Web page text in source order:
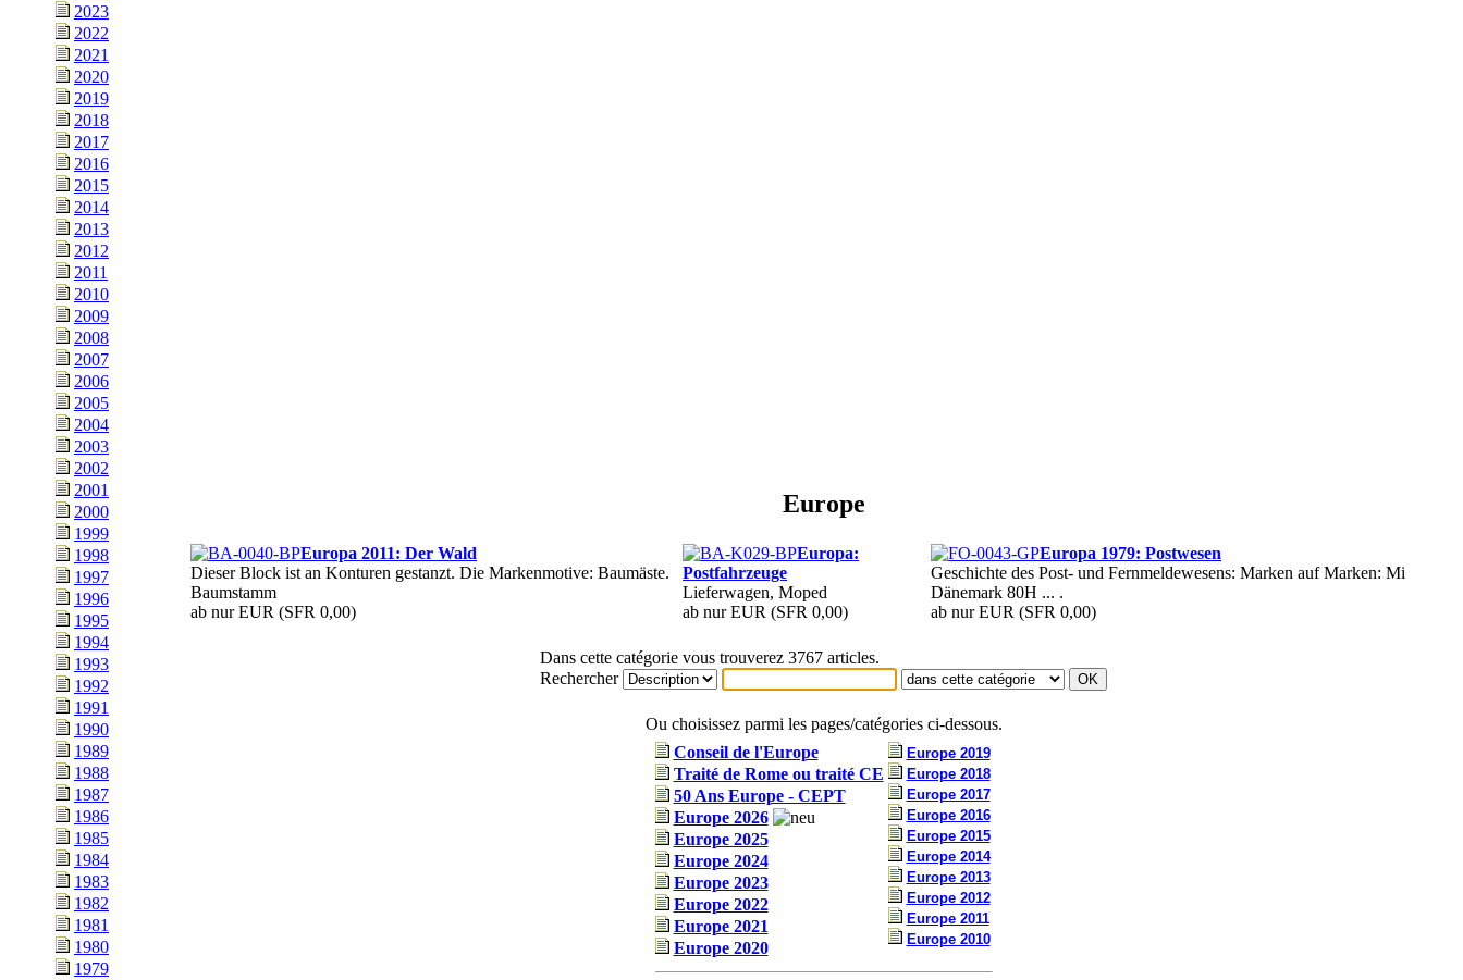
2023
2022
2021
2020
2019
2018
2017
2016
2015
2014
2013
2012
2011
2010
2009
2008
2007
2006
2005
2004
2003
2002
2001
2000
1999
1998
1997
1996
1995
1994
1993
1992
1991
1990
1989
1988
1987
1986
1985
1984
1983
1982
1981
1980
1979
Europe
Europa 2011: Der Wald
Dieser Block ist an Konturen gestanzt. Die Markenmotive: Baumäste.
Baumstamm
ab nur EUR (SFR 0,00)
Europa:
Postfahrzeuge
Lieferwagen, Moped
ab nur EUR (SFR 0,00)
Europa 1979: Postwesen
Geschichte des Post- und Fernmeldewesens: Marken auf Marken: Mi
Dänemark 80H ... .
ab nur EUR (SFR 0,00)
Dans cette catégorie vous trouverez 3767 articles.
Rechercher
Ou choisissez parmi les pages/catégories ci-dessous.
Conseil de l'Europe
Traité de Rome ou traité CE
50 Ans Europe - CEPT
Europe 2026
Europe 2025
Europe 2024
Europe 2023
Europe 2022
Europe 2021
Europe 2020
Europe 2019
Europe 2018
Europe 2017
Europe 2016
Europe 2015
Europe 2014
Europe 2013
Europe 2012
Europe 2011
Europe 2010